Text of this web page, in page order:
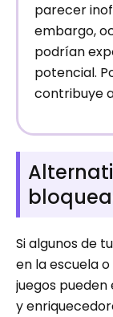
parecer
embargo,
podrían
potencial.
contribuye
Si algunos de
en la escuela
juegos
y